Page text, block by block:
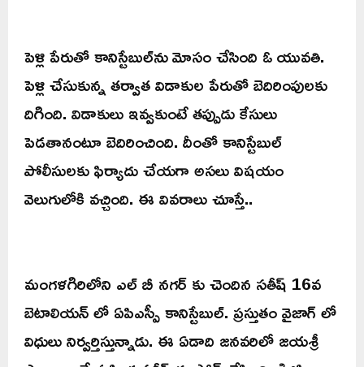
పెళ్లి పేరుతో కానిస్టేబుల్‌ను మోసం చేసింది ఓ యువతి.
పెళ్లి చేసుకున్న తర్వాత విడాకుల పేరుతో బెదిరింపులకు
దిగింది. విడాకులు ఇవ్వకుంటే తప్పుడు కేసులు
పెడతానంటూ బెదిరించింది. దీంతో కానిస్టేబుల్
పోలీసులకు ఫిర్యాదు చేయగా అసలు విషయం
వెలుగులోకి వచ్చింది. ఈ వివరాలు చూస్తే..
మంగళగిరిలోని ఎల్ బీ నగర్ కు చెందిన సతీష్ 16వ
బెటాలియన్ లో ఏపిఎస్పీ కానిస్టేబుల్. ప్రస్తుతం వైజాగ్ లో
విధులు నిర్వర్తిస్తున్నాడు. ఈ ఏడాది జనవరిలో జయశ్రీ